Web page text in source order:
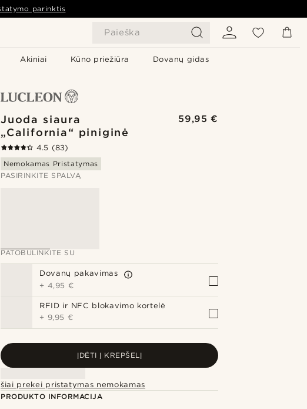
Paieška
Akiniai Kūno priežiūra Dovanų gidas
parinktis
Juoda siaura
„California“ piniginė
59,95 €
4.5 (83)
Nemokamas Pristatymas
PASIRINKITE SPALVĄ
PATOBULINKITE SU
Dovanų pakavimas
+ 4,95 €
RFID ir NFC blokavimo kortelė
+ 9,95 €
ĮDĖTI Į KREPŠELĮ
šiai prekei pristatymas nemokamas
PRODUKTO INFORMACIJA